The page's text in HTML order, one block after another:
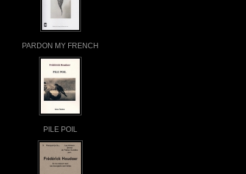
PARDON MY FRENCH
PILE POIL